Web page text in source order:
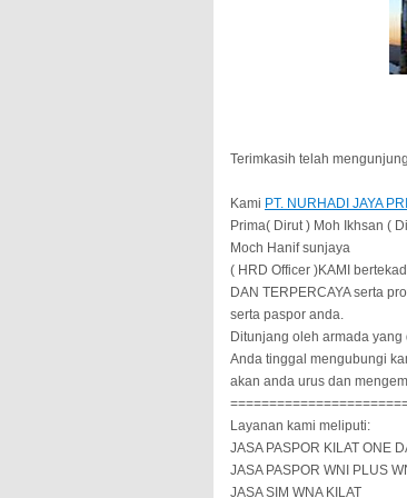
Terimkasih telah
Kami PT. NURHADI JAYA
Prima( Dirut ) Moh Ikhsan (
Moch Hanif sunjaya
( HRD Officer )KAMI
DAN TERPERCAYA serta
serta paspor anda.
Ditunjang oleh armada
Anda tinggal mengubungi
akan anda urus dan
Layanan kami meliputi:
JASA PASPOR KILAT ONE
JASA PASPOR WNI PLUS
JASA SIM WNA KILAT